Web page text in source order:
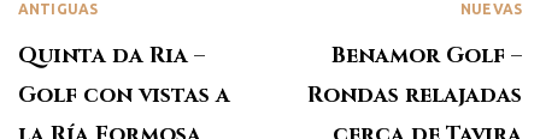
ANTIGUAS
Quinta da Ria –
Golf con vistas a
NUEVAS
Benamor Golf –
Rondas relajadas